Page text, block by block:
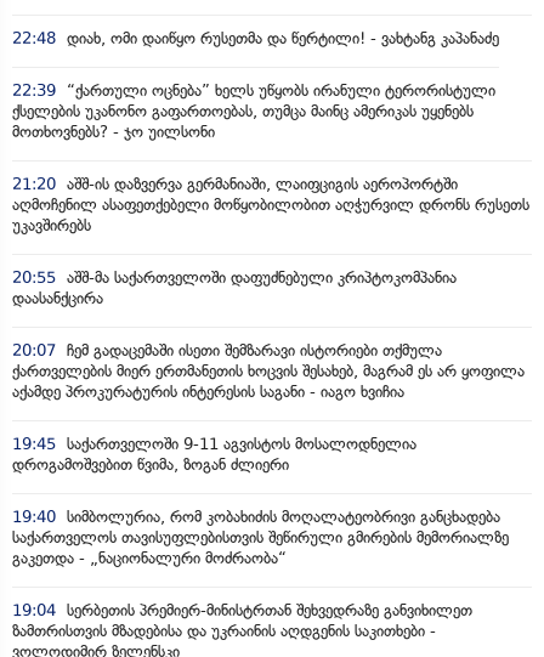
22:48 დიახ, ომი დაიწყო რუსეთმა და წერტილი! - ვახტანგ კაპანაძე
22:39
“ქართული ოცნება” ხელს უწყობს ირანული ტერორისტული
ქსელების უკანონო გაფართოებას, თუმცა მაინც ამერიკას უყენებს
მოთხოვნებს? - ჯო უილსონი
21:20 აშშ-ის დაზვერვა გერმანიაში, ლაიფციგის აეროპორტში
აღმოჩენილ ასაფეთქებელი მოწყობილობით აღჭურვილ დრონს რუსეთს
უკავშირებს
20:55 აშშ-მა საქართველოში დაფუძნებული კრიპტოკომპანია
დაასანქცირა
20:07 ჩემ გადაცემაში ისეთი შემზარავი ისტორიები თქმულა
ქართველების მიერ ერთმანეთის ხოცვის შესახებ, მაგრამ ეს არ ყოფილა
აქამდე პროკურატურის ინტერესის საგანი - იაგო ხვიჩია
19:45 საქართველოში 9-11 აგვისტოს მოსალოდნელია
დროგამოშვებით წვიმა, ზოგან ძლიერი
19:40 სიმბოლურია, რომ კობახიძის მოღალატეობრივი განცხადება
საქართველოს თავისუფლებისთვის შეწირული გმირების მემორიალზე
გაკეთდა - „ნაციონალური მოძრაობა“
19:04 სერბეთის პრემიერ-მინისტრთან შეხვედრაზე განვიხილეთ
ზამთრისთვის მზადებისა და უკრაინის აღდგენის საკითხები -
ვოლოდიმირ ზელენსკი